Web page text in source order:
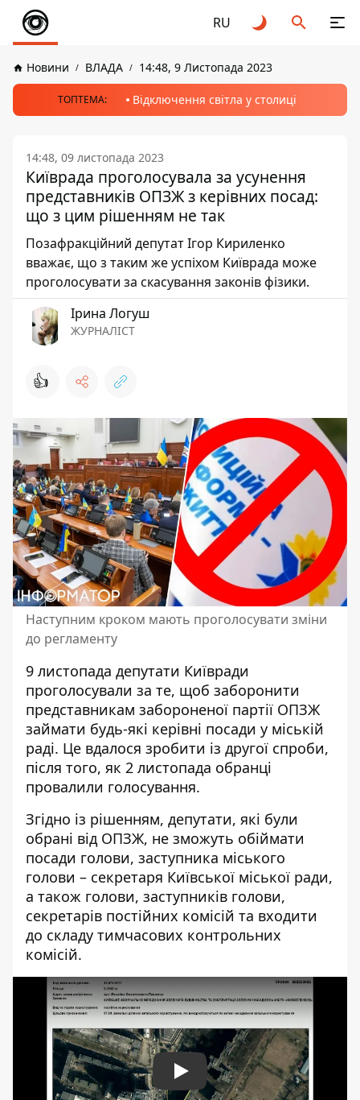
RU
Новини ВЛАДА 14:48, 9 Листопада 2023
ТОПТЕМА: Відключення світла у столиці
14:48, 09 листопада 2023
Київрада проголосувала за усунення
представників ОПЗЖ з керівних посад:
що з цим рішенням не так
Позафракційний депутат Ігор Кириленко
вважає, що з таким же успіхом Київрада може
проголосувати за скасування законів фізики.
Ірина Логуш
ЖУРНАЛІСТ
👍
Наступним кроком мають проголосувати зміни
до регламенту
9 листопада депутати Київради
проголосували за те, щоб заборонити
представникам забороненої партії ОПЗЖ
займати будь-які керівні посади у міській
раді. Це вдалося зробити із другої спроби,
після того, як 2 листопада обранці
провалили голосування.
Згідно із рішенням, депутати, які були
обрані від ОПЗЖ, не зможуть обіймати
посади голови, заступника міського
голови – секретаря Київської міської ради,
а також голови, заступників голови,
секретарів постійних комісій та входити
до складу тимчасових контрольних
комісій.
Play